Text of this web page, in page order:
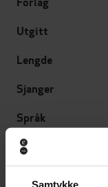
Samtykke
Utgitt
Lengde
Sjanger
Språk
Format